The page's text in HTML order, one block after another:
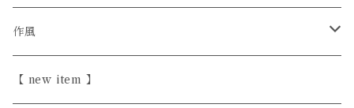
きほんの道具 あべ
こいずみちはる
砥部焼
美濃焼
陶器
半磁器・せっ器
作風
ほっこり愛らしい
【 new item 】